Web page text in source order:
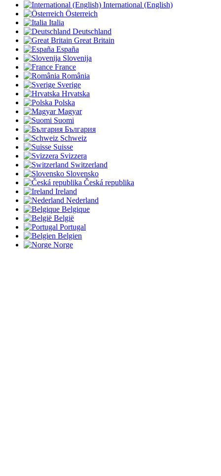
International (English)
Österreich
Italia
Deutschland
Great Britain
España
Slovenija
France
România
Sverige
Hrvatska
Polska
Magyar
Suomi
България
Schweiz
Suisse
Svizzera
Switzerland
Slovensko
Česká republika
Ireland
Nederland
Belgique
België
Portugal
Belgien
Norge